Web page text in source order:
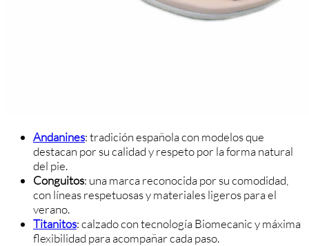
Andanines: tradición española con modelos que
destacan por su calidad y respeto por la forma natural
del pie.
Conguitos: una marca reconocida por su comodidad,
con líneas respetuosas y materiales ligeros para el
verano.
Titanitos: calzado con tecnología Biomecanic y máxima
flexibilidad para acompañar cada paso.